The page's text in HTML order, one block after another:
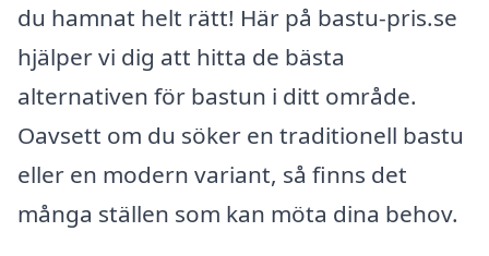
du hamnat helt rätt! Här på bastu-pris.se
hjälper vi dig att hitta de bästa
alternativen för bastun i ditt område.
Oavsett om du söker en traditionell bastu
eller en modern variant, så finns det
många ställen som kan möta dina behov.